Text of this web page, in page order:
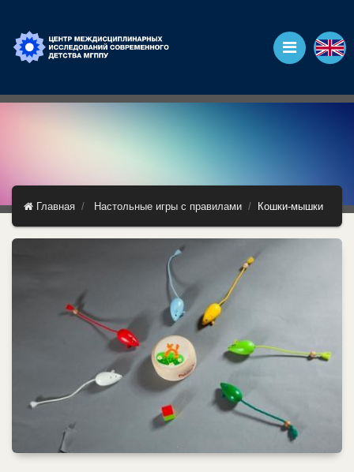
Главная Настольные игры с правилами Кошки-мышки